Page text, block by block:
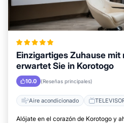
Einzigartiges Zuhause
erwartet Sie in Korotogo
10.0 (Reseñas principales)
Aire acondicionado
Alójate en el corazón de Korotogo y